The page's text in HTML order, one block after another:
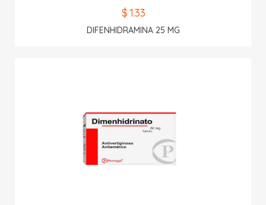
$ 1.33
DIFENHIDRAMINA 25 MG